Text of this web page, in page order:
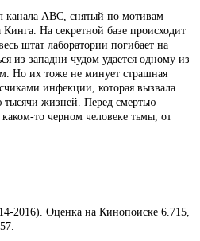
ABC, снятый по мотивам
На секретной базе происходит
штат лаборатории погибает на
из западни чудом удается одному из
Но их тоже не минует страшная
инфекции, которая вызвала
жизней. Перед смертью
то черном человеке тьмы, от
2016). Оценка на Кинопоиске 6.715,